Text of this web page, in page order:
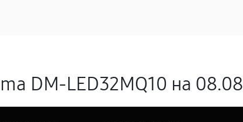
DM-LED32MQ10 на